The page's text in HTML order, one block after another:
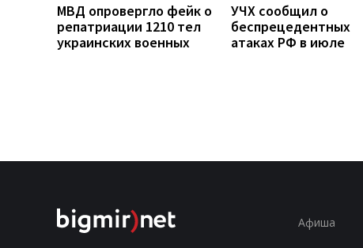
МВД опровергло фейк о
репатриации 1210 тел
украинских военных
УЧХ сообщил о
беспрецедентных
атаках РФ в июле
Афиша